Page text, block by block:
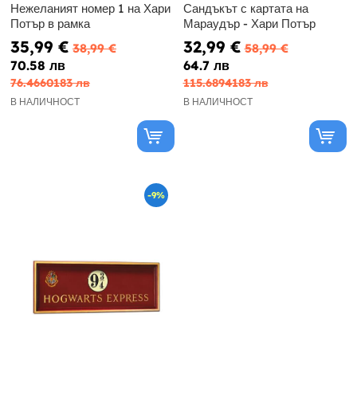
Нежеланият номер 1 на Хари
Потър в рамка
35,99 € 38,99 €
70.58 лв
76.4660183 лв
В НАЛИЧНОСТ
Сандъкът с картата на
Мараудър - Хари Потър
32,99 € 58,99 €
64.7 лв
115.6894183 лв
В НАЛИЧНОСТ
-9%